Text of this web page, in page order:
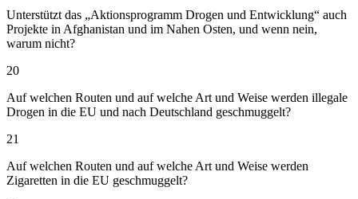
Unterstützt das „Aktionsprogramm Drogen und Entwicklung“ auch
Projekte in Afghanistan und im Nahen Osten, und wenn nein,
warum nicht?
20
Auf welchen Routen und auf welche Art und Weise werden illegale
Drogen in die EU und nach Deutschland geschmuggelt?
21
Auf welchen Routen und auf welche Art und Weise werden
Zigaretten in die EU geschmuggelt?